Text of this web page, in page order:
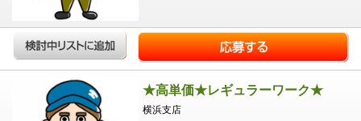
★高単価★レギュラーワーク★
横浜支店